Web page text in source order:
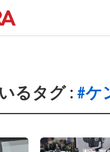
るタグ : #ケ